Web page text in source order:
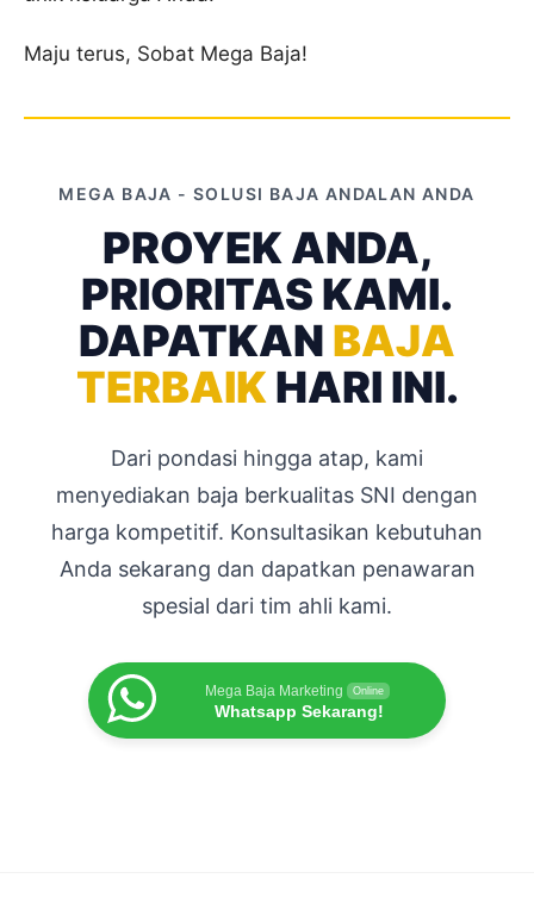
Maju terus, Sobat Mega Baja!
MEGA BAJA - SOLUSI BAJA ANDALAN ANDA
PROYEK ANDA,
PRIORITAS KAMI.
DAPATKAN BAJA
TERBAIKHARI INI.
Dari pondasi hingga atap, kami
menyediakan baja berkualitas SNI dengan
harga kompetitif. Konsultasikan kebutuhan
Anda sekarang dan dapatkan penawaran
spesial dari tim ahli kami.
Mega Baja Marketing Online
Whatsapp Sekarang!